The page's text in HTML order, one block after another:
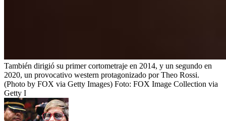
También dirigió su primer cortometraje en 2014, y un segundo en
2020, un provocativo western protagonizado por Theo Rossi.
(Photo by FOX via Getty Images) Foto: FOX Image Collection via
Getty I